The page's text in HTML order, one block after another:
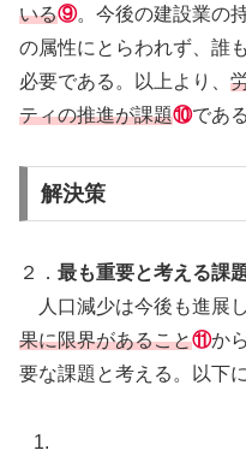
いる⑨。今後の建設業の
の属性にとらわれず、誰
必要である。以上より、
ティの推進が課題⑩である
解決策
２． 最も重要と考える課
人口減少は今後も進展し
果に限界があること⑪か
要な課題と考える。以下